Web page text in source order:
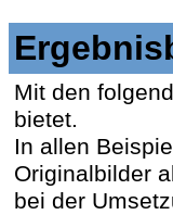
Mit den
bietet.
In allen
Originalbilder
bei der